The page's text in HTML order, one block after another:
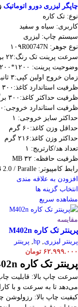
چاپگر لیزری دورو اتوماتیک
نوع: تک کاره
کاربری: سیاه و سفید
سیستم چاپ: لیزری
نوع جوهر: ۱۰۹R00747N
سرعت پرینت تک رنگ:۲۲ برگ در دقیقه
وضوحیت پرینت: ۱۲۰۰*۱۲۰۰ DPI
زمان خروج اولین کپی:۳ ثانیه
ظرفیت استاندارد کاغذ:۳۰۰ برگ
ظرفیت حداکثر کاغذ:۳۰۰ برگ
ظرفیت استاندارد خروجی:۱۵۰ برگ
حداکثر سایز خروجی: ۱
حداقل وزن کاغذ:۶۰ گرم
حداکثر وزن کاغذ:۲۱۶ گرم
تعداد هد/کارتریج: ۱
ظرفیت حافظه: ۳۲ MB
رابط کامپیوتر: USB 2.0 / Paralle
افزودن به علاقه مندی
انتخاب گزینه ها
مشاهده سریع
مقایسه
پرینتر تک کاره M402n
پرینتر لیزری,
hp
, پرینتر
۶۲.۹۹۹.۰۰۰ تومان
پرینتر تک کاره M402n
می‌دهد تا به سرعت و با